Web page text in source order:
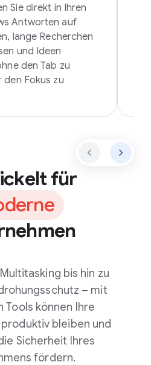
Sie direkt in Ihren
Antworten auf
lange Recherchen
und Ideen
den Tab zu
den Fokus zu
für
bis hin zu
– mit
Tools können Ihre
bleiben und
Sicherheit Ihres
fördern.